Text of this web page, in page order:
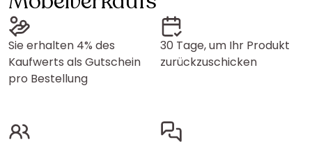
Sie erhalten 4% des
Kaufwerts als Gutschein
pro Bestellung
30 Tage, um Ihr Produkt
zurückzuschicken